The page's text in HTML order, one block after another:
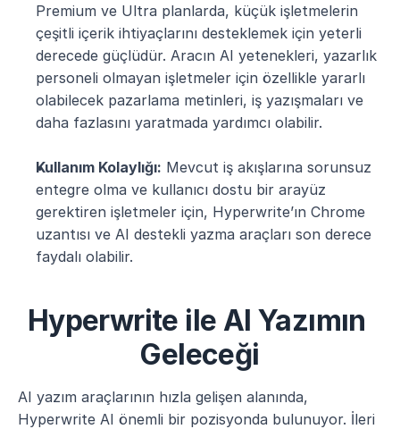
Premium ve Ultra planlarda, küçük işletmelerin
çeşitli içerik ihtiyaçlarını desteklemek için yeterli
derecede güçlüdür. Aracın AI yetenekleri, yazarlık
personeli olmayan işletmeler için özellikle yararlı
olabilecek pazarlama metinleri, iş yazışmaları ve
daha fazlasını yaratmada yardımcı olabilir.
Kullanım Kolaylığı: Mevcut iş akışlarına sorunsuz
entegre olma ve kullanıcı dostu bir arayüz
gerektiren işletmeler için, Hyperwrite’ın Chrome
uzantısı ve AI destekli yazma araçları son derece
faydalı olabilir.
Hyperwrite ile AI Yazımın
Geleceği
AI yazım araçlarının hızla gelişen alanında,
Hyperwrite AI önemli bir pozisyonda bulunuyor. İleri